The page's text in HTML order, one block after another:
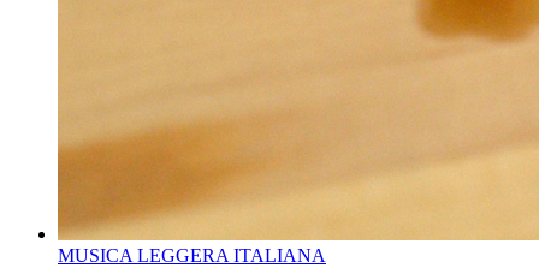
MUSICA LEGGERA ITALIANA